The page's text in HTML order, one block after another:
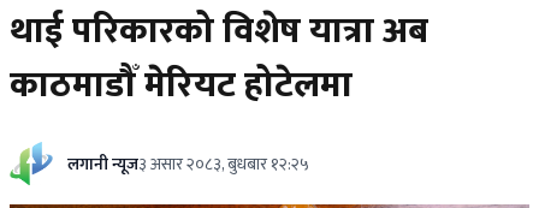
थाई परिकारको विशेष यात्रा अब
काठमाडौँ मेरियट होटेलमा
लगानी न्यूज३ असार २०८३, बुधबार १२:२५